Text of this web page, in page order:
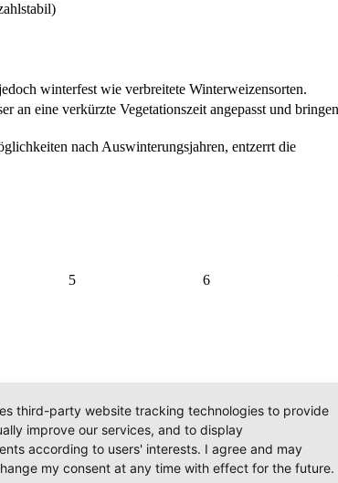
winterfest wie verbreitete Winterweizensorten.
an eine verkürzte Vegetationszeit angepasst und
nach Auswinterungsjahren, entzerrt die
5 6
third-party website tracking technologies to provide
improve our services, and to display
according to users' interests. I agree and may
my consent at any time with effect for the future.